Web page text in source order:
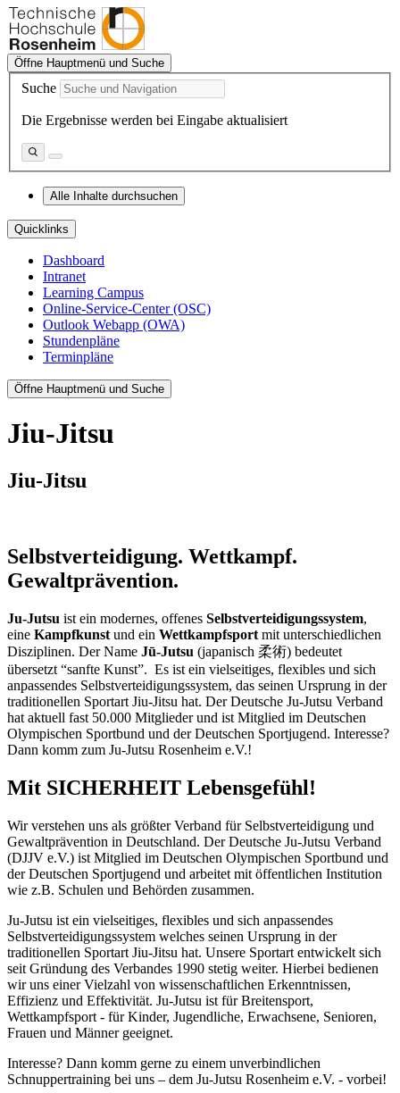
Öffne Hauptmenü und Suche
Suche
Die Ergebnisse werden bei Eingabe aktualisiert
Alle Inhalte durchsuchen
Quicklinks
Dashboard
Intranet
Learning Campus
Online-Service-Center (OSC)
Outlook Webapp (OWA)
Stundenpläne
Terminpläne
Öffne Hauptmenü und Suche
Jiu-Jitsu
Jiu-Jitsu
Selbstverteidigung. Wettkampf.
Gewaltprävention.
Ju-Jutsu ist ein modernes, offenes Selbstverteidigungssystem,
eine Kampfkunst und ein Wettkampfsport mit unterschiedlichen
Disziplinen. Der Name Jū-Jutsu (japanisch 柔術) bedeutet
übersetzt “sanfte Kunst”. Es ist ein vielseitiges, flexibles und sich
anpassendes Selbstverteidigungssystem, das seinen Ursprung in der
traditionellen Sportart Jiu-Jitsu hat. Der Deutsche Ju-Jutsu Verband
hat aktuell fast 50.000 Mitglieder und ist Mitglied im Deutschen
Olympischen Sportbund und der Deutschen Sportjugend. Interesse?
Dann komm zum Ju-Jutsu Rosenheim e.V.!
Mit SICHERHEIT Lebensgefühl!
Wir verstehen uns als größter Verband für Selbstverteidigung und
Gewaltprävention in Deutschland. Der Deutsche Ju-Jutsu Verband
(DJJV e.V.) ist Mitglied im Deutschen Olympischen Sportbund und
der Deutschen Sportjugend und arbeitet mit öffentlichen Institution
wie z.B. Schulen und Behörden zusammen.
Ju-Jutsu ist ein vielseitiges, flexibles und sich anpassendes
Selbstverteidigungssystem welches seinen Ursprung in der
traditionellen Sportart Jiu-Jitsu hat. Unsere Sportart entwickelt sich
seit Gründung des Verbandes 1990 stetig weiter. Hierbei bedienen
wir uns einer Vielzahl von wissenschaftlichen Erkenntnissen,
Effizienz und Effektivität. Ju-Jutsu ist für Breitensport,
Wettkampfsport - für Kinder, Jugendliche, Erwachsene, Senioren,
Frauen und Männer geeignet.
Interesse? Dann komm gerne zu einem unverbindlichen
Schnuppertraining bei uns – dem Ju-Jutsu Rosenheim e.V. - vorbei!